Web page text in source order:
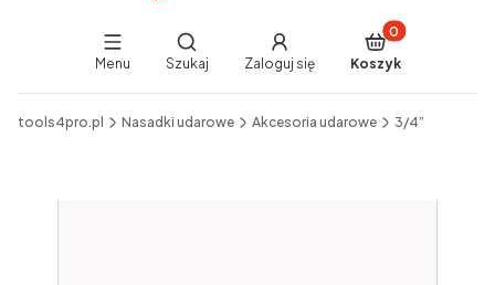
Menu
Otwórz wyszukiwarkę
Szukaj Zaloguj się
Produkty w
Koszyk
tools4pro.pl Nasadki udarowe Akcesoria udarowe 3/4”